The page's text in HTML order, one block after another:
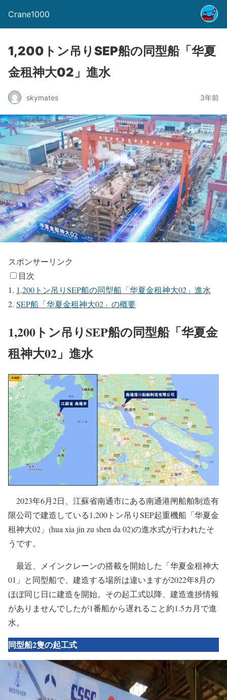
Crane1000
1,200トン吊りSEP船の同型船「华夏
金租神大02」進水
skymates 3年前
スポンサーリンク
目次
1,200トン吊りSEP船の同型船「华夏金租神大02」進水
SEP船「华夏金租神大02」の概要
1,200トン吊りSEP船の同型船「华夏金
租神大02」進水
2023年6月2日、江蘇省南通市にある南通港闸船舶制造有
限公司で建造している1,200トン吊りSEP起重機船「华夏金
租神大02」(hua xia jin zu shen da 02)の進水式が行われたそ
うです。
最近、メインクレーンの搭載を開始した「华夏金租神大
01」と同型船で、建造する場所は違いますが2022年8月の
ほぼ同じ日に建造を開始。その起工式以降、建造進捗情報
がありませんでしたが1番船から遅れること約1.5カ月で進
水。
同型船2隻の起工式